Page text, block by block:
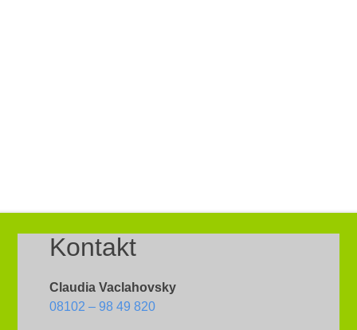
Kontakt
Claudia Vaclahovsky
08102 – 98 49 820